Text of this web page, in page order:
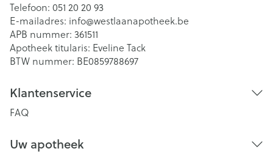
Telefoon: 051 20 20 93
E-mailadres: info@westlaanapotheek.be
APB nummer: 361511
Apotheek titularis: Eveline Tack
BTW nummer: BE0859788697
Klantenservice
FAQ
Uw apotheek